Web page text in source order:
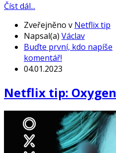
Číst dál...
Zveřejněno v Netflix tip
Napsal(a) Václav
Buďte první, kdo napíše
komentář!
04.01.2023
Netflix tip: Oxygen